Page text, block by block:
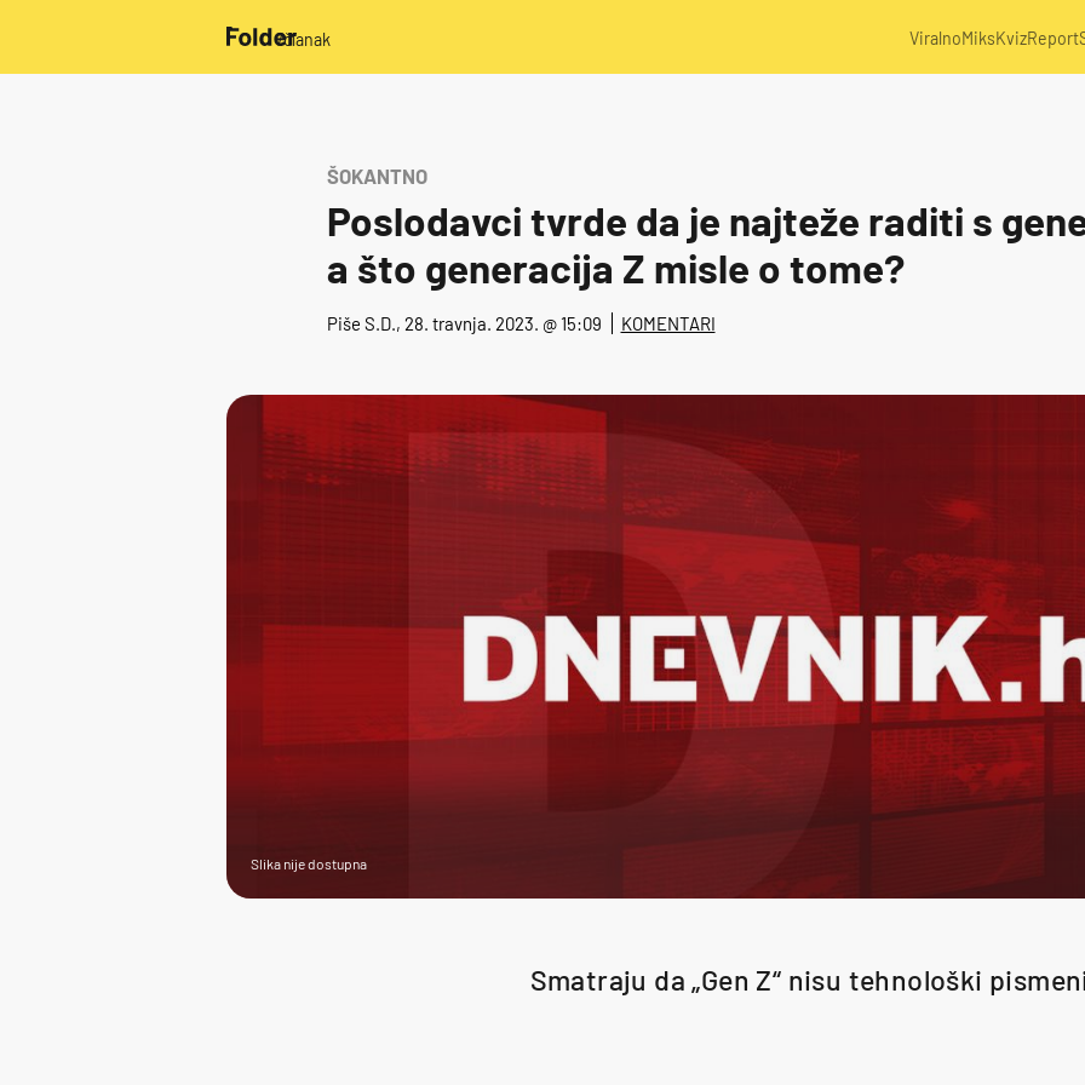
/članak ViralnoMiksKvizReport
ŠOKANTNO
Poslodavci tvrde da je najteže raditi s
a što generacija Z misle o tome?
Piše S.D., 28. travnja. 2023. @ 15:09 KOMENTARI
Slika nije dostupna
Smatraju da „Gen Z“ nisu tehnološki